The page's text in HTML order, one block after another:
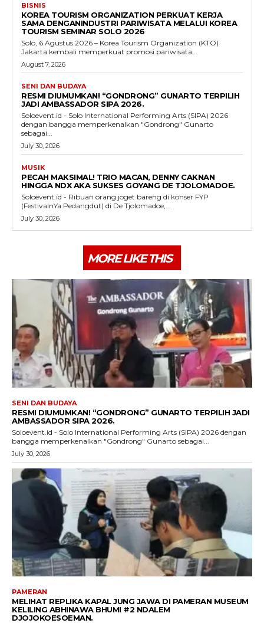
BISNIS
KOREA TOURISM ORGANIZATION PERKUAT KERJA
SAMA DENGANINDUSTRI PARIWISATA MELALUI KOREA
TOURISM SEMINAR SOLO 2026
Solo, 6 Agustus 2026 – Korea Tourism Organization (KTO)
Jakarta kembali memperkuat promosi pariwisata...
August 7, 2026
SENI DAN BUDAYA
RESMI DIUMUMKAN! “GONDRONG” GUNARTO TERPILIH
JADI AMBASSADOR SIPA 2026.
Soloevent.id - Solo International Performing Arts (SIPA) 2026
dengan bangga memperkenalkan "Gondrong" Gunarto
sebagai...
July 30, 2026
MUSIK
PECAH MAKSIMAL! TRIO MACAN, DENNY CAKNAN
HINGGA NDX AKA SUKSES GOYANG DE TJOLOMADOE.
Soloevent.id - Ribuan orang joget bareng di konser FYP
(FestivalnYa Pedangdut) di De Tjolomadoe,...
July 30, 2026
MORE LIKE THIS
SENI DAN BUDAYA
RESMI DIUMUMKAN! “GONDRONG” GUNARTO TERPILIH JADI
AMBASSADOR SIPA 2026.
Soloevent.id - Solo International Performing Arts (SIPA) 2026 dengan
bangga memperkenalkan "Gondrong" Gunarto sebagai...
July 30, 2026
PAMERAN
MELIHAT REPLIKA KAPAL JUNG JAWA DI PAMERAN MUSEUM
KELILING ABHINAWA BHUMI #2 NDALEM
DJOJOKOESOEMAN.